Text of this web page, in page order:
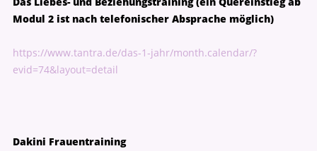
Modul 2 ist nach telefonischer Absprache möglich)
https://www.tantra.de/das-1-jahr/month.calendar/?
evid=74&layout=detail
Dakini Frauentraining